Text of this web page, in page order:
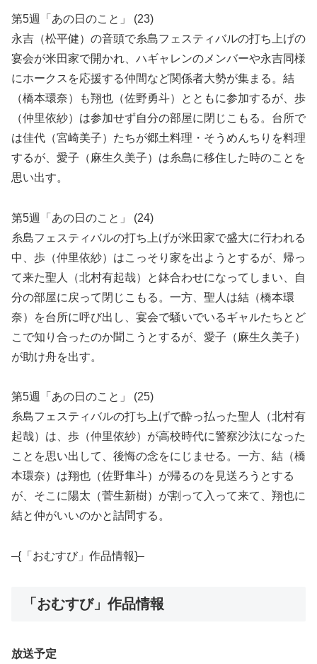
第5週「あの日のこと」 (23)
永吉（松平健）の音頭で糸島フェスティバルの打ち上げの
宴会が米田家で開かれ、ハギャレンのメンバーや永吉同様
にホークスを応援する仲間など関係者大勢が集まる。結
（橋本環奈）も翔也（佐野勇斗）とともに参加するが、歩
（仲里依紗）は参加せず自分の部屋に閉じこもる。台所で
は佳代（宮崎美子）たちが郷土料理・そうめんちりを料理
するが、愛子（麻生久美子）は糸島に移住した時のことを
思い出す。
第5週「あの日のこと」 (24)
糸島フェスティバルの打ち上げが米田家で盛大に行われる
中、歩（仲里依紗）はこっそり家を出ようとするが、帰っ
て来た聖人（北村有起哉）と鉢合わせになってしまい、自
分の部屋に戻って閉じこもる。一方、聖人は結（橋本環
奈）を台所に呼び出し、宴会で騒いでいるギャルたちとど
こで知り合ったのか聞こうとするが、愛子（麻生久美子）
が助け舟を出す。
第5週「あの日のこと」 (25)
糸島フェスティバルの打ち上げで酔っ払った聖人（北村有
起哉）は、歩（仲里依紗）が高校時代に警察沙汰になった
ことを思い出して、後悔の念をにじませる。一方、結（橋
本環奈）は翔也（佐野隼斗）が帰るのを見送ろうとする
が、そこに陽太（菅生新樹）が割って入って来て、翔也に
結と仲がいいのかと詰問する。
–{「おむすび」作品情報}–
「おむすび」作品情報
放送予定